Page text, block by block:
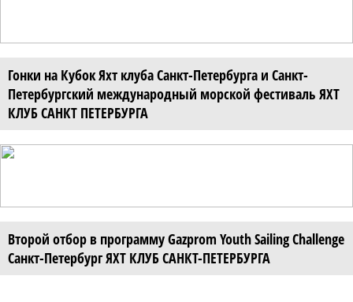
Гонки на Кубок Яхт клуба Санкт-Петербурга и Санкт-
Петербургский международный морской фестиваль ЯХТ
КЛУБ САНКТ ПЕТЕРБУРГА
Второй отбор в программу Gazprom Youth Sailing Challenge
Санкт-Петербург ЯХТ КЛУБ САНКТ-ПЕТЕРБУРГА